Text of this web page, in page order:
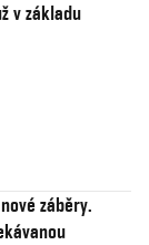
v základu
záběry.